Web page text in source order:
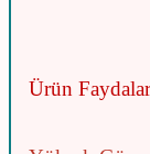
Ürün